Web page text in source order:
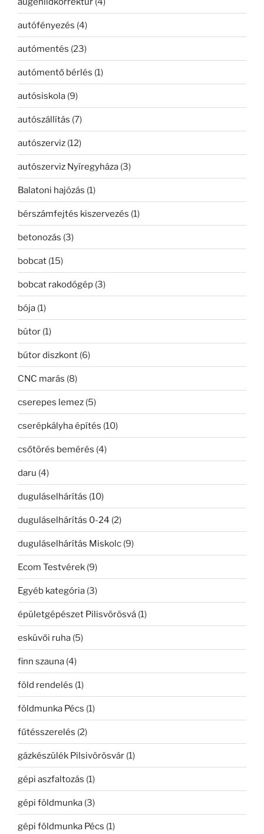
autófényezés (4)
autómentés (23)
autómentő bérlés (1)
autósiskola (9)
autószállítás (7)
autószerviz (12)
autószerviz Nyíregyháza (3)
Balatoni hajózás (1)
bérszámfejtés kiszervezés (1)
betonozás (3)
bobcat (15)
bobcat rakodógép (3)
bója (1)
bútor (1)
bútor diszkont (6)
CNC marás (8)
cserepes lemez (5)
cserépkályha építés (10)
csőtörés bemérés (4)
daru (4)
duguláselhárítás (10)
duguláselhárítás 0-24 (2)
duguláselhárítás Miskolc (9)
Ecom Testvérek (9)
Egyéb kategória (3)
épületgépészet Pilisvörösvá (1)
esküvői ruha (5)
finn szauna (4)
föld rendelés (1)
földmunka Pécs (1)
fűtésszerelés (2)
gázkészülék Pilsivörösvár (1)
gépi aszfaltozás (1)
gépi földmunka (3)
gépi földmunka Pécs (1)